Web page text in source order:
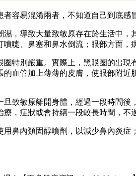
容易混淆兩者，不知道自己到底
，導致大量致敏原存在於生活中
嚏、鼻塞和鼻水倒流；眼部方面
特別嚴重。實際上，黑眼圈的出
血管加上薄薄的皮膚，使眼部附
致敏原離開身體，經過一段時間
，症狀或會持續一段較長時間，不
鼻內類固醇噴劑，以減少鼻內炎